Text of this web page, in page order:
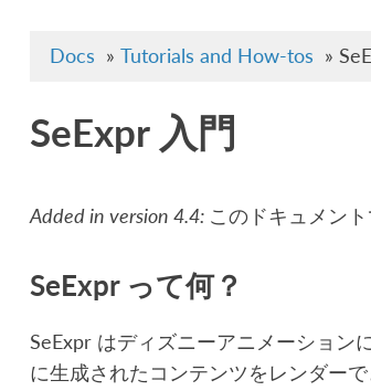
Docs » Tutorials and How-tos »
SeExpr 入門
Added in version 4.4: このドキュメン
SeExpr って何？
SeExpr はディズニーアニメーション
に生成されたコンテンツをレンダー